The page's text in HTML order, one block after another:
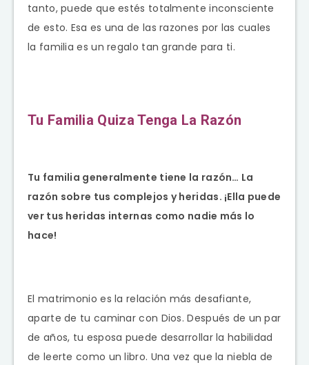
tanto, puede que estés totalmente inconsciente
de esto. Esa es una de las razones por las cuales
la familia es un regalo tan grande para ti.
Tu Familia Quiza Tenga La Razón
Tu familia generalmente tiene la razón… La
razón sobre tus complejos y heridas. ¡Ella puede
ver tus heridas internas como nadie más lo
hace!
El matrimonio es la relación más desafiante,
aparte de tu caminar con Dios. Después de un par
de años, tu esposa puede desarrollar la habilidad
de leerte como un libro. Una vez que la niebla de